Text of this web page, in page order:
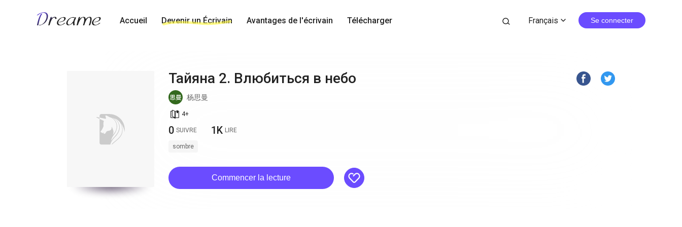
Accueil Devenir un Écrivain Avantages de l'écrivain Télécharger search Français expand_more Se connecter
Тайяна 2. Влюбиться в небо
杨思曼
book_age 4+
0 SUIVRE 1K LIRE
sombre
Commencer la lecture like